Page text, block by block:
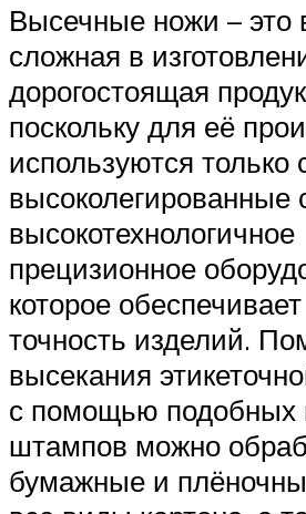
Высечные ножи – это
сложная в
дорогостоящая
поскольку для её
используются
высоколегированные
высокотехнологичное
прецизионное
которое
точность изделий.
высекания
с помощью подобных
штампов можно
бумажные и